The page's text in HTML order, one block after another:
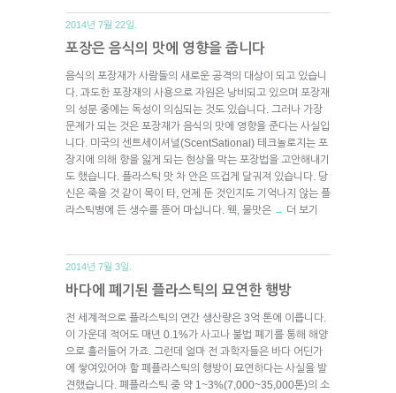
2014년 7월 22일.
포장은 음식의 맛에 영향을 줍니다
음식의 포장재가 사람들의 새로운 공격의 대상이 되고 있습니
다. 과도한 포장재의 사용으로 자원은 낭비되고 있으며 포장재
의 성분 중에는 독성이 의심되는 것도 있습니다. 그러나 가장
문제가 되는 것은 포장재가 음식의 맛에 영향을 준다는 사실입
니다. 미국의 센트세이셔널(ScentSational) 테크놀로지는 포
장지에 의해 향을 잃게 되는 현상을 막는 포장법을 고안해내기
도 했습니다. 플라스틱 맛 차 안은 뜨겁게 달궈져 있습니다. 당
신은 죽을 것 같이 목이 타, 언제 둔 것인지도 기억나지 않는 플
라스틱병에 든 생수를 뜯어 마십니다. 웩, 물맛은 → 더 보기
2014년 7월 3일.
바다에 폐기된 플라스틱의 묘연한 행방
전 세계적으로 플라스틱의 연간 생산량은 3억 톤에 이릅니다.
이 가운데 적어도 매년 0.1%가 사고나 불법 폐기를 통해 해양
으로 흘러들어 가죠. 그런데 얼마 전 과학자들은 바다 어딘가
에 쌓여있어야 할 폐플라스틱의 행방이 묘연하다는 사실을 발
견했습니다. 폐플라스틱 중 약 1~3%(7,000~35,000톤)의 소